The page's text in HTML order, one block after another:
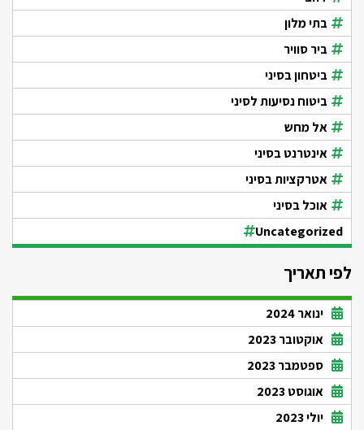
בתי מלון
ביר סוויר
ביטחון בסיני
ביטוח נסיעות לסיני
אל מחש
אינטרנט בסיני
אטרקציות בסיני
אוכל בסיני
Uncategorized
לפי תאריך
ינואר 2024
אוקטובר 2023
ספטמבר 2023
אוגוסט 2023
יולי 2023